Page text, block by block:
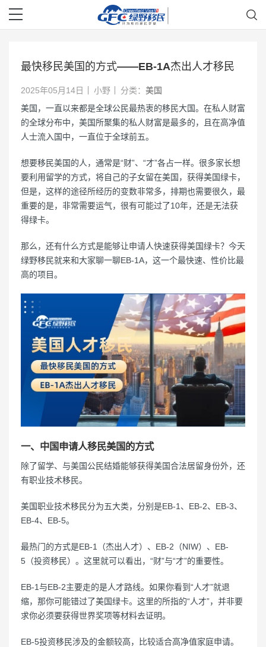
最快移民美国的方式——EB-1A杰出人才移民
2025年05月14日 小野 分类： 美国
美国，一直以来都是全球公民最热衷的移民大国。在私人财富
的全球分布中，美国所聚集的私人财富是最多的，且在高净值
人士流入国中，一直位于全球前五。
想要移民美国的人，通常是“财”、“才”各占一样。很多家长想
要利用留学的方式，将自己的子女留在美国，获得美国绿卡，
但是，这样的途径所经历的变数非常多，排期也需要很久，最
重要的是，非常需要运气，很有可能过了10年，还是无法获
得绿卡。
那么，还有什么方式是能够让申请人快速获得美国绿卡？今天
绿野移民就来和大家聊一聊EB-1A，这一个最快速、性价比最
高的项目。
一、中国申请人移民美国的方式
除了留学、与美国公民结婚能够获得美国合法居留身份外，还
有职业技术移民。
美国职业技术移民分为五大类，分别是EB-1、EB-2、EB-3、
EB-4、EB-5。
最热门的方式是EB-1（杰出人才）、EB-2（NIW）、EB-
5（投资移民）。这里就可以看出，“财”与“才”的重要性。
EB-1与EB-2主要走的是人才路线。如果你看到“人才”就退
缩，那你可能错过了美国绿卡。这里的所指的“人才”，并非要
求你必须要获得世界奖项等材料去证明。
EB-5投资移民涉及的金额较高，比较适合高净值家庭申请。